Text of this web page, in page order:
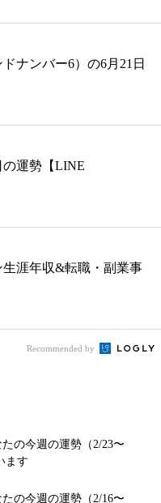
ナンバー6）の6月21日
の運勢【LINE
生涯年収&転職・副業事
Recommended by
の今週の運勢（2/23〜
ます
の今週の運勢（2/16〜